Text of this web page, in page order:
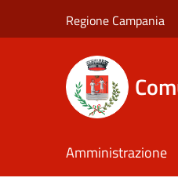
Regione Campania
Amministrazione